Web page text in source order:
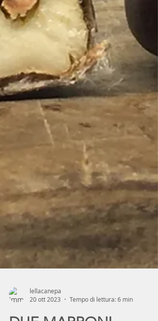
20 ott 2023
Tempo di lettura: 6 min